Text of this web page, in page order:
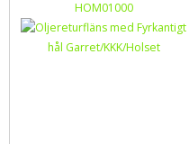
HOM01000